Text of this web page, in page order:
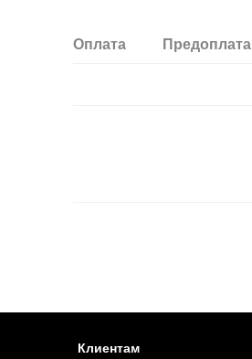
Оплата Предоплата
Клиентам